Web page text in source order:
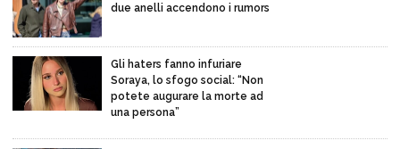
due anelli accendono i rumors
Gli haters fanno infuriare
Soraya, lo sfogo social: “Non
potete augurare la morte ad
una persona”